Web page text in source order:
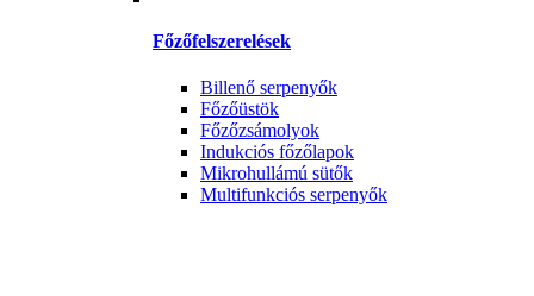
Főzőfelszerelések
Billenő serpenyők
Főzőüstök
Főzőzsámolyok
Indukciós főzőlapok
Mikrohullámú sütők
Multifunkciós serpenyők